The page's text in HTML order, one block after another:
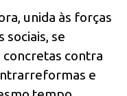
unida às forças
sociais, se
contra
e